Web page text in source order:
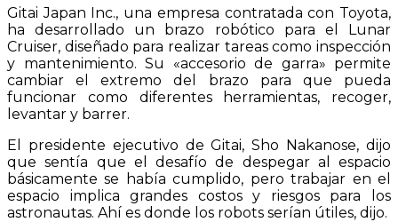
Gitai Japan Inc., una empresa contratada con Toyota,
ha desarrollado un brazo robótico para el Lunar
Cruiser, diseñado para realizar tareas como inspección
y mantenimiento. Su «accesorio de garra» permite
cambiar el extremo del brazo para que pueda
funcionar como diferentes herramientas, recoger,
levantar y barrer.
El presidente ejecutivo de Gitai, Sho Nakanose, dijo
que sentía que el desafío de despegar al espacio
básicamente se había cumplido, pero trabajar en el
espacio implica grandes costos y riesgos para los
astronautas. Ahí es donde los robots serían útiles, dijo.